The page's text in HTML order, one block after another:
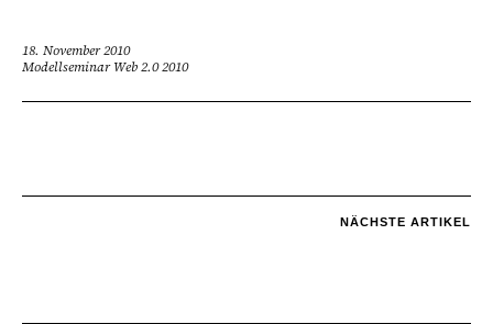
18. November 2010
Modellseminar Web 2.0 2010
NÄCHSTE ARTIKEL